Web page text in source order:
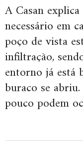
A Casan
necessário em
poço de vista
infiltração,
entorno já está
buraco se
pouco podem